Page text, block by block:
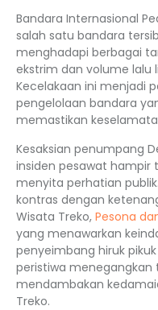
Bandara Internasional
salah satu bandara
menghadapi berbagai
ekstrim dan volume lalu
Kecelakaan ini menjadi
pengelolaan bandara
memastikan
Kesaksian penumpang
insiden pesawat hampir
menyita perhatian
kontras dengan
Wisata Treko, Pesona
yang menawarkan
penyeimbang hiruk
peristiwa menegangkan
mendambakan
Treko.